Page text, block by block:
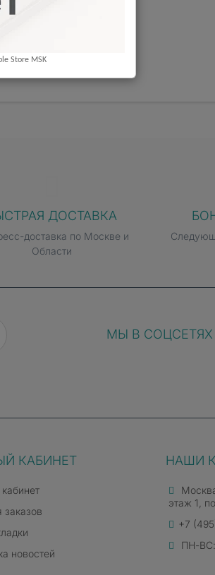
ДОСТАВКА
доставка по Москве и
Области
МЫ В СОЦСЕТЯХ
КАБИНЕТ
заказов
новостей
НАШИ
этаж 1,
+7
ПН-
Store MSK